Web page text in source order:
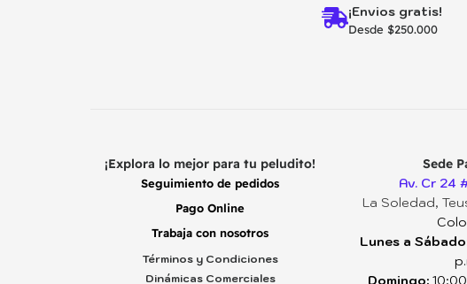
¡Envios gratis!
Desde $250.000
¡Explora lo mejor para tu peludito!
Seguimiento de pedidos
Pago Online
Trabaja con nosotros
Términos y Condiciones
Dinámicas Comerciales
Sede
Av. Cr 24
La Soledad,
Lunes a
Domingo: